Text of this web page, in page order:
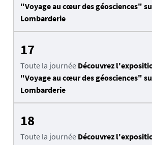
"Voyage au cœur des géosciences"
Lombarderie
17
Toute la journée Découvrez
"Voyage au cœur des géosciences"
Lombarderie
18
Toute la journée Découvrez